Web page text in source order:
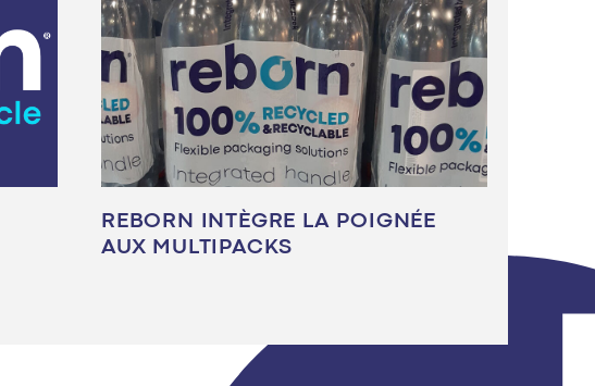
REBORN INTÈGRE LA POIGNÉE
AUX MULTIPACKS